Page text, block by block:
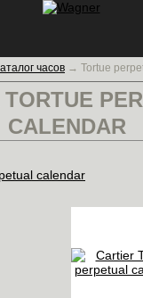
часов → Tortue
TORTUE
CALENDAR